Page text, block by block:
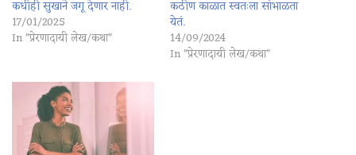
कधीही सुखाने जगू देणार नाही.
17/01/2025
In "प्रेरणादायी लेख/कथा"
कठीण काळात स्वतःला सांभाळता
येतं.
14/09/2024
In "प्रेरणादायी लेख/कथा"